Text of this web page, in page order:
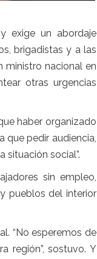
exige un abordaje
brigadistas y a las
ministro nacional en
otras urgencias
haber organizado
que pedir audiencia,
situación social”.
sin empleo,
pueblos del interior
“No esperemos de
región”, sostuvo. Y